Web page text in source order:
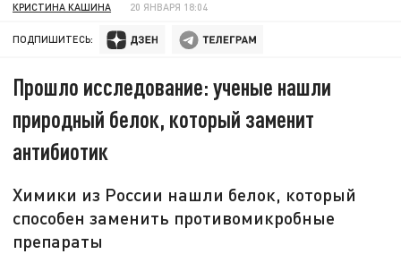
КРИСТИНА КАШИНА 20 ЯНВАРЯ 18:04
ПОДПИШИТЕСЬ:
Прошло исследование: ученые нашли
природный белок, который заменит
антибиотик
Химики из России нашли белок, который
способен заменить противомикробные
препараты